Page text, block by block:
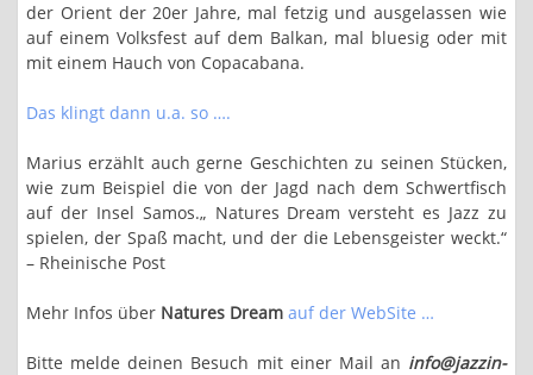
der Orient der 20er Jahre, mal fetzig und ausgelassen wie
auf einem Volksfest auf dem Balkan, mal bluesig oder mit
mit einem Hauch von Copacabana.
Das klingt dann u.a. so ….
Marius erzählt auch gerne Geschichten zu seinen Stücken,
wie zum Beispiel die von der Jagd nach dem Schwertfisch
auf der Insel Samos.„ Natures Dream versteht es Jazz zu
spielen, der Spaß macht, und der die Lebensgeister weckt.“
– Rheinische Post
Mehr Infos über Natures Dream auf der WebSite …
Bitte melde deinen Besuch mit einer Mail an info@jazzin-